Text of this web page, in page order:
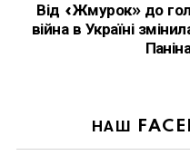
Від «Жмурок» до
війна в Україні
НАШ